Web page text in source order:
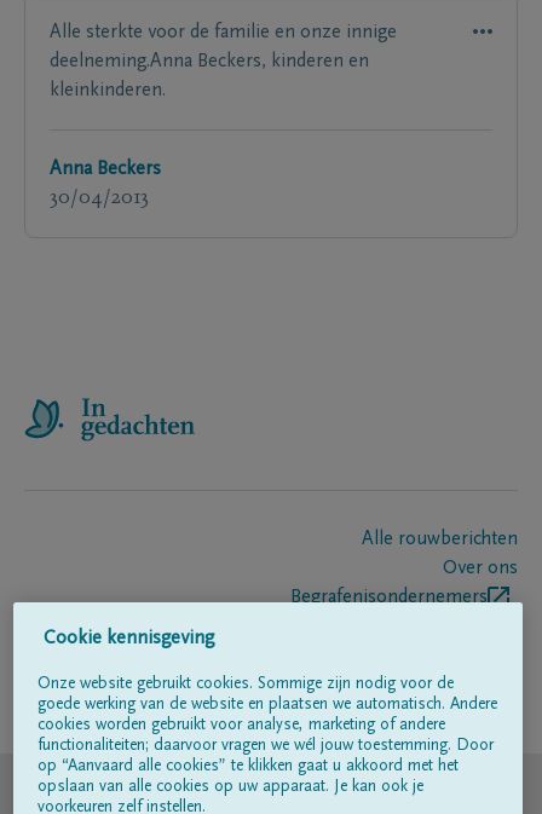
Alle sterkte voor de familie en onze innige
deelneming.Anna Beckers, kinderen en
kleinkinderen.
Anna Beckers
30/04/2013
Alle rouwberichten
Over ons
Begrafenisondernemers
Volg ons op
© DELA
Cookie kennisgeving
Onze website gebruikt cookies. Sommige zijn nodig voor de
goede werking van de website en plaatsen we automatisch. Andere
cookies worden gebruikt voor analyse, marketing of andere
functionaliteiten; daarvoor vragen we wél jouw toestemming. Door
op “Aanvaard alle cookies” te klikken gaat u akkoord met het
opslaan van alle cookies op uw apparaat. Je kan ook je
voorkeuren zelf instellen.